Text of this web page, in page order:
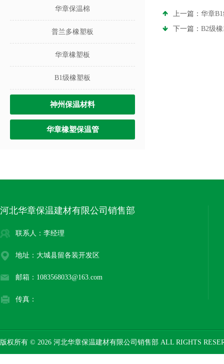
华章保温棉
普兰多橡塑板
华章橡塑板
B1级橡塑板
神州保温材料
华章橡塑保温管
上一篇： 华章
下一篇： B2级
河北华章保温建材有限公司销售部
联系人：李经理
地址：大城县留各装开发区
邮箱：1083568033@163.com
传真：
版权所有 © 2026 河北华章保温建材有限公司销售部 ALL RIGHTS